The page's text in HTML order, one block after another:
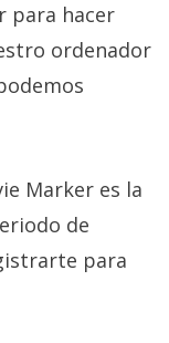
para hacer
ordenador
Marker es la
de
para